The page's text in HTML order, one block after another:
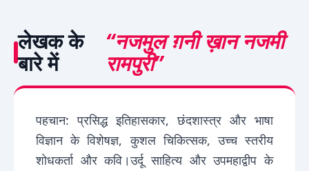
लेखक के
बारे में
“नजमुल ग़नी ख़ान नजमी
रामपुरी”
पहचान: प्रसिद्ध इतिहासकार, छंदशास्त्र और भाषा
विज्ञान के विशेषज्ञ, कुशल चिकित्सक, उच्च स्तरीय
शोधकर्ता और कवि।उर्दू साहित्य और उपमहाद्वीप के